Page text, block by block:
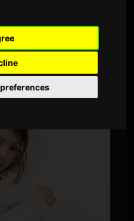
চিলস্পটএবেমার রিয়েলিটি শো
নতুন গান তৈরি করেছেন।